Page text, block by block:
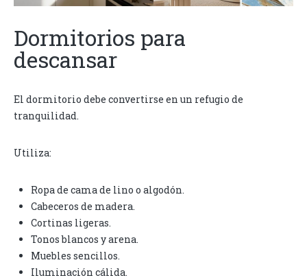
Dormitorios para
descansar
El dormitorio debe convertirse en un refugio de
tranquilidad.
Utiliza:
Ropa de cama de lino o algodón.
Cabeceros de madera.
Cortinas ligeras.
Tonos blancos y arena.
Muebles sencillos.
Iluminación cálida.